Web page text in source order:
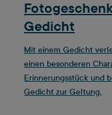
Gedicht
Mit einem Gedicht
einen besonderen
Erinnerungsstück und
Gedicht zur Geltung.